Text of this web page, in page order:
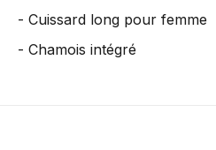
- Cuissard long pour femme
- Chamois intégré